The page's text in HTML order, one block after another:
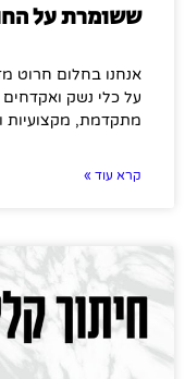
ששומרת על
אנחנו בחלום חרוט
על כלי נשק
מתקדמת, מקצועיות
קרא עוד »